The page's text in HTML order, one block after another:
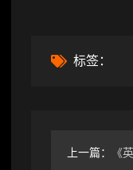
标签：
上一篇： 《英雄联盟手游》不限